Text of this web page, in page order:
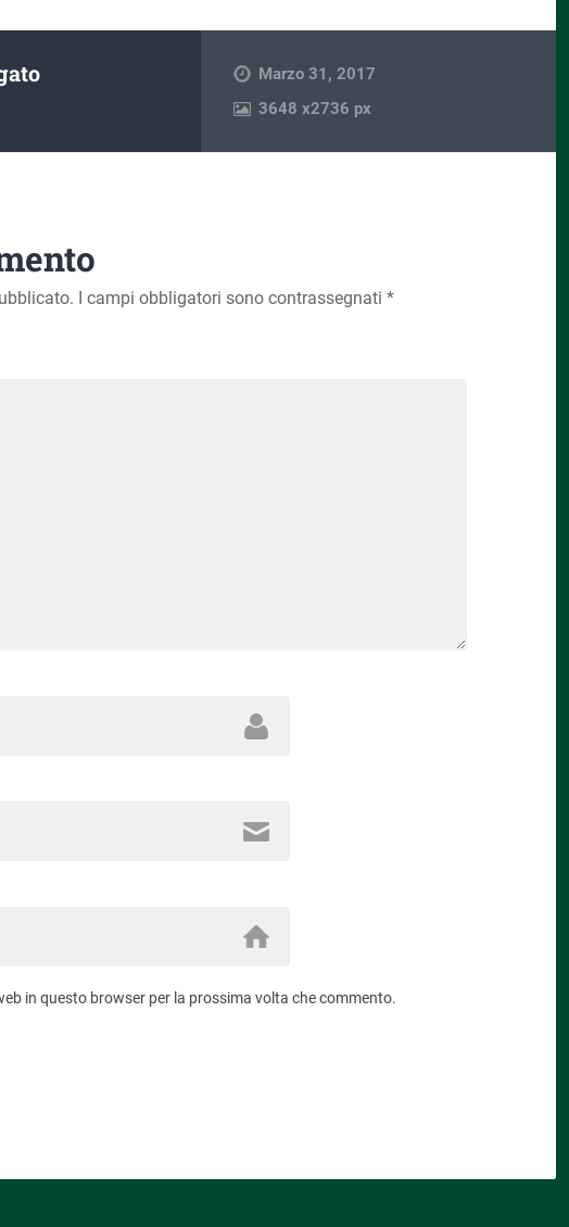
Marzo 31, 2017
3648x2736 px
I campi obbligatori sono contrassegnati *
in questo browser per la prossima volta che commento.